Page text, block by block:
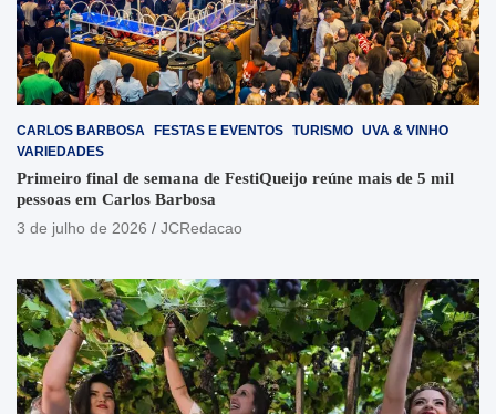
CARLOS BARBOSA FESTAS E EVENTOS TURISMO UVA & VINHO
VARIEDADES
Primeiro final de semana de FestiQueijo reúne mais de 5 mil
pessoas em Carlos Barbosa
3 de julho de 2026
JCRedacao